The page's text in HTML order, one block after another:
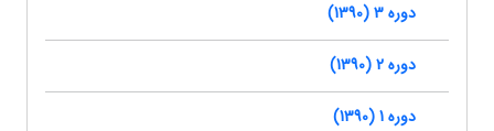
دوره 3 (1390)
دوره 2 (1390)
دوره 1 (1390)